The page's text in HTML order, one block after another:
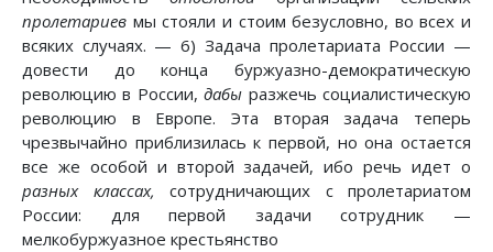
пролетариев мы стояли и стоим безусловно, во всех и
всяких случаях. — 6) Задача пролетариата России —
довести до конца буржуазно-демократическую
революцию в России,дабы разжечь социалистическую
революцию в Европе. Эта вторая задача теперь
чрезвычайно приблизилась к первой, но она остается
все же особой и второй задачей, ибо речь идет о
разных классах, сотрудничающих с пролетариатом
России: для первой задачи сотрудник —
мелкобуржуазное крестьянство